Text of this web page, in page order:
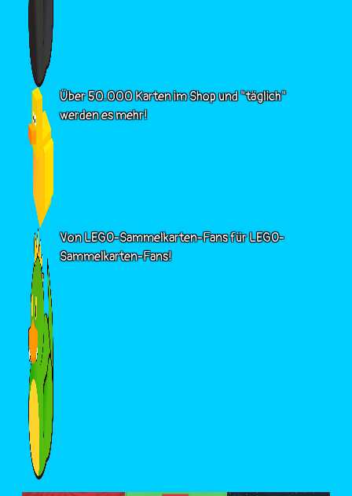
Über 50.000 Karten im Shop und "täglich"
werden es mehr!
Von LEGO-Sammelkarten-Fans für LEGO-
Sammelkarten-Fans!